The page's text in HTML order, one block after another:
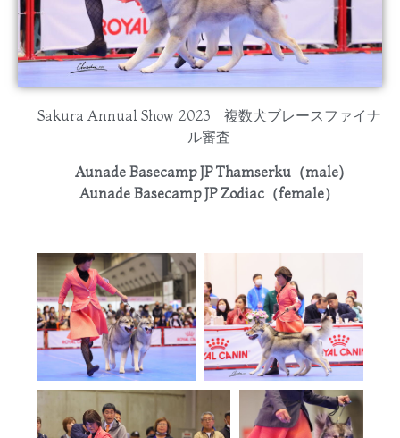
Sakura Annual Show 2023 複数犬ブレースファイナ
ル審査
Aunade Basecamp JP Thamserku（male)
Aunade Basecamp JP Zodiac（female）